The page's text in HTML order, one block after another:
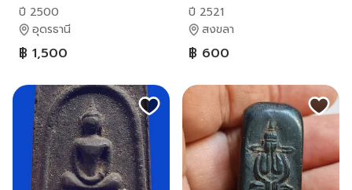
ปี 2500
อุดรธานี
฿ 1,500
ปี 2521
สงขลา
฿ 600